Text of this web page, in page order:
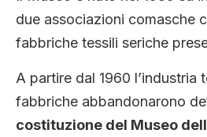
due associazioni comasche
fabbriche tessili seriche
A partire dal 1960 l’industria
fabbriche abbandonarono
costituzione del Museo